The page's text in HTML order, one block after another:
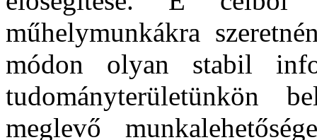
műhelymunkákra
módon olyan stabil
tudományterületünkön
meglevő